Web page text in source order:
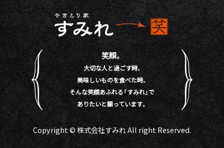
笑顔。
大切な人と過ごす時、
美味しいものを食べた時。
そんな笑顔あふれる「すみれ」で
ありたいと願っています。
Copyright © 株式会社すみれ All right Reserved.